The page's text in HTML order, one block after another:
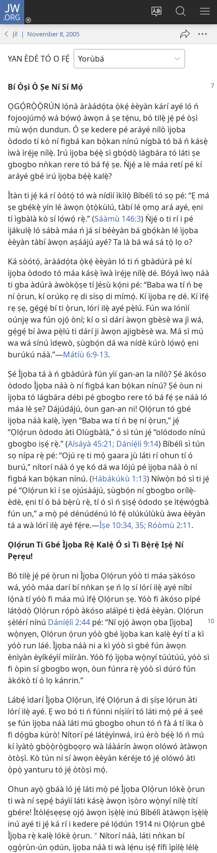
JW.ORG
Yí
pa
Wọlé
(opens
Wa
JW.ORG
Jí! | November 8, 2005
YAN ÈDÈ TÓ O FẸ́
Bí Òṣì Ò Ṣe Ní Sí Mọ́
ỌGỌ́RỌ̀Ọ̀RÚN lọ́nà àràádọ́ta ọ̀kẹ́ èèyàn kárí ayé ló ń
fojoojúmọ́ wá bọ́wọ́ àwọn á ṣe tẹ́nu, bó tilẹ̀ jẹ́ pé òṣì
mù wọ́n dundun. Ó ṣe kedere pé aráyé nílò ìjọba
òdodo tí kò ní figbá kan bọ̀kan nínú nígbà tó bá ń kásẹ̀
ìwà ìrẹ́jẹ nílẹ̀. Irú ìjọba bẹ́ẹ̀ sì gbọ́dọ̀ lágbára tó láti ṣe
gbogbo nǹkan rere tó bá fẹ́ ṣe. Ǹjẹ́ a lè máa retí pé kí
aráyé gbé irú ìjọba bẹ́ẹ̀ kalẹ̀?
Ìtàn ti jẹ́ ká rí òótọ́ tó wà nídìí ìkìlọ̀ Bíbélì tó sọ pé: “Ẹ má
ṣe gbẹ́kẹ̀ yín lé àwọn ọ̀tọ̀kùlú, tàbí lé ọmọ ará ayé, ẹni
tí ìgbàlà kò sí lọ́wọ́ rẹ̀.” (Sáàmù 146:3) Ǹjẹ́ o ti rí i pé
ìjákulẹ̀ ló sábà máa ń já sí béèyàn bá gbọ́kàn lé ìjọba
èèyàn tàbí àwọn aṣáájú ayé? Ta là bá wá sá tọ̀ lọ o?
Ká sòótọ́, àràádọ́ta ọ̀kẹ́ èèyàn ló ti ń gbàdúrà pé kí
ìjọba òdodo tó máa kásẹ̀ ìwà ìrẹ́jẹ nílẹ̀ dé. Bóyá ìwọ náà
ti gba àdúrà àwòkọ́ṣe tí Jésù kọ́ni pé: “Baba wa tí ń bẹ
ní ọ̀run, kí orúkọ rẹ di sísọ di mímọ́. Kí ìjọba rẹ dé. Kí ìfẹ́
rẹ ṣẹ, gẹ́gẹ́ bí ti ọ̀run, lórí ilẹ̀ ayé pẹ̀lú. Fún wa lónìí
oúnjẹ wa fún ọjọ́ òní; kí o sì dárí àwọn gbèsè wa jì wá,
gẹ́gẹ́ bí àwa pẹ̀lú ti dárí ji àwọn ajigbèsè wa. Má sì mú
wa wá sínú ìdẹwò, ṣùgbọ́n dá wa nídè kúrò lọ́wọ́ ẹni
burúkú náà.”—Mátíù 6:9-13.
Ṣé Ìjọba tá à ń gbàdúrà fún yìí gan-an la nílò? Ṣé àkóso
òdodo Ìjọba náà ò ní figbá kan bọ̀kan nínú? Ṣé òun ni
ìjọba tó lágbára débi pé gbogbo rere tó bá fẹ́ ṣe náà ló
máa lè ṣe? Dájúdájú, òun gan-an ni! Ọlọ́run tó gbé
ìjọba náà kalẹ̀, ìyẹn “Baba wa tí ń bẹ ní ọ̀run,” jẹ́
“Ọlọ́run òdodo àti Olùgbàlà,” ó sì tún jẹ́ “olódodo nínú
gbogbo iṣẹ́ rẹ̀.” (Aísáyà 45:21; Dáníẹ́lì 9:14) Bíbélì sì tún
sọ nípa rẹ̀ pé: “Ojú rẹ ti mọ́ gaara jù láti rí ohun tí ó
burú,” nítorí náà ó yẹ kó dá wa lójú pé ìjọba náà ò ní
figbá kan bọ̀kan nínú. (Hábákúkù 1:13) Níwọ̀n bó sì ti jẹ́
pé “Ọlọ́run kì í ṣe ojúsàájú, ṣùgbọ́n ní gbogbo orílẹ̀-
èdè, ẹni tí ó bá bẹ̀rù rẹ̀, tí ó sì ń ṣiṣẹ́ òdodo ṣe ìtẹ́wọ́gbà
fún un,” a mọ̀ pé dénúdénú ló fẹ́ olúkúlùkù àwa èèyàn
tá a wà lórí ilẹ̀ ayé fẹ́re.—Ìṣe 10:34, 35; Róòmù 2:11.
Ọlọ́run Ti Gbé Ìjọba Rẹ̀ Kalẹ̀ Ó sì Ti Bẹ̀rẹ̀ Iṣẹ́ Ní
Pẹrẹu!
Bó tilẹ̀ jẹ́ pé ọ̀run ni Ìjọba Ọlọ́run yóò ti máa ṣàkóso
wá, yóò máa darí bí nǹkan ṣe ń lọ sí lórí ilẹ̀ ayé níbí
lọ́nà tí yóò fi máa mú ìfẹ́ Ọlọ́run ṣẹ. Yóò fi àkóso pípé
látọ̀dọ̀ Ọlọ́run rọ́pò àkóso aláìpé ti ẹ̀dá èèyàn. Ọlọ́run
ṣèlérí nínú Dáníẹ́lì 2:44 pé: “Ní ọjọ́ àwọn ọba [ìjọba]
wọ̀nyẹn, Ọlọ́run ọ̀run yóò gbé ìjọba kan kalẹ̀ èyí tí a kì
yóò run láé. Ìjọba náà ni a kì yóò sì gbé fún àwọn
ènìyàn èyíkéyìí mìíràn. Yóò fọ́ ìjọba wọ̀nyí túútúú, yóò sì
fi òpin sí gbogbo wọn, òun fúnra rẹ̀ yóò sì dúró fún
àkókò tí ó lọ kánrin.”
Lábẹ́ ìdarí Ìjọba Ọlọ́run, ìfẹ́ Ọlọ́run á di ṣíṣe lọ́run àti
lórí ilẹ̀ ayé. Ẹ wo bó ti ń fúnni níṣìírí tó láti mọ̀ pé á ṣeé
ṣe fún ìjọba náà láti mú gbogbo ohun tó ń fà á tí ìka ò
fi dọ́gba kúrò! Nítorí pé látẹ̀yìnwá, irú èrò bẹ́ẹ̀ ló ń mú
kí ìyàtọ̀ gbọ̀ọ̀rọ̀gbọọrọ wà láàárín àwọn olówó àtàwọn
òtòṣì. Kò tún ní sí àwọn èèyàn kéréje tó jẹ́ olówó àti
ọ̀pọ̀ yanturu tó jẹ́ òtòṣì mọ́.
Ohun ayọ̀ gbáà ló jẹ́ láti mọ̀ pé Ìjọba Ọlọ́run lókè ọ̀run
ti wà ní sẹpẹ́ báyìí láti kásẹ̀ àwọn ìṣòro wọ̀nyí nílẹ̀ títí
gbére! Ìtòlẹ́sẹẹsẹ ọjọ́ àwọn ìṣẹ̀lẹ̀ inú Bíbélì àtàwọn ìṣẹ̀lẹ̀
inú ayé ti jẹ́ ká rí i kedere pé lọ́dún 1914 ni Ọlọ́run gbé
Ìjọba rẹ̀ kalẹ̀ lókè ọ̀run. a Nítorí náà, láti nǹkan bí
ọgọ́rùn-ún ọdún, ìjọba náà ti wà lẹ́nu iṣẹ́ fífi ìpìlẹ̀ lélẹ̀